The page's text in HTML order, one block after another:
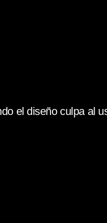
el diseño culpa al